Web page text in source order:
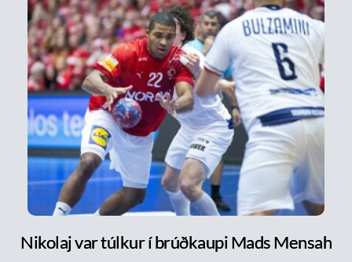
Nikolaj var túlkur í brúðkaupi Mads Mensah